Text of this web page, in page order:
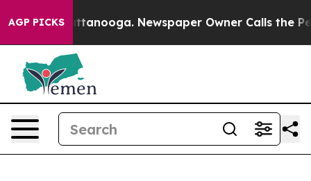
AGP PICKS
in Chattanooga. Newspaper Owner Calls the